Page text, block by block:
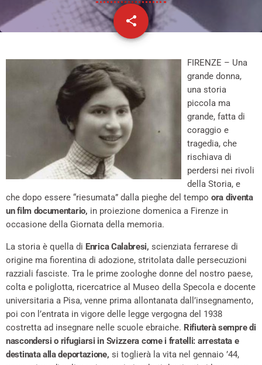
share
email
FIRENZE – Una
grande donna,
una storia
piccola ma
grande, fatta di
coraggio e
tragedia, che
rischiava di
perdersi nei rivoli
della Storia, e
che dopo essere “riesumata” dalla pieghe del tempo ora diventa
un film documentario, in proiezione domenica a Firenze in
occasione della Giornata della memoria.
La storia è quella di Enrica Calabresi, scienziata ferrarese di
origine ma fiorentina di adozione, stritolata dalle persecuzioni
razziali fasciste. Tra le prime zoologhe donne del nostro paese,
colta e poliglotta, ricercatrice al Museo della Specola e docente
universitaria a Pisa, venne prima allontanata dall’insegnamento,
poi con l’entrata in vigore delle legge vergogna del 1938
costretta ad insegnare nelle scuole ebraiche. Rifiuterà sempre di
nascondersi o rifugiarsi in Svizzera come i fratelli: arrestata e
destinata alla deportazione, si toglierà la vita nel gennaio ’44,